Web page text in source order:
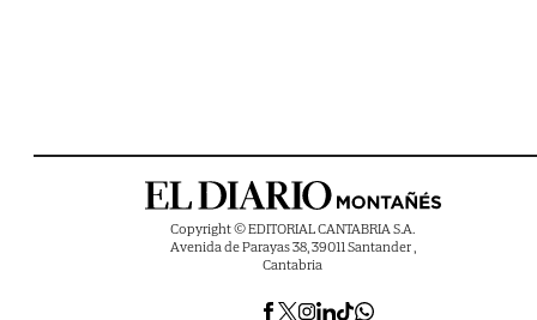
Copyright © EDITORIAL CANTABRIA S.A.
Avenida de Parayas 38, 39011 Santander ,
Cantabria